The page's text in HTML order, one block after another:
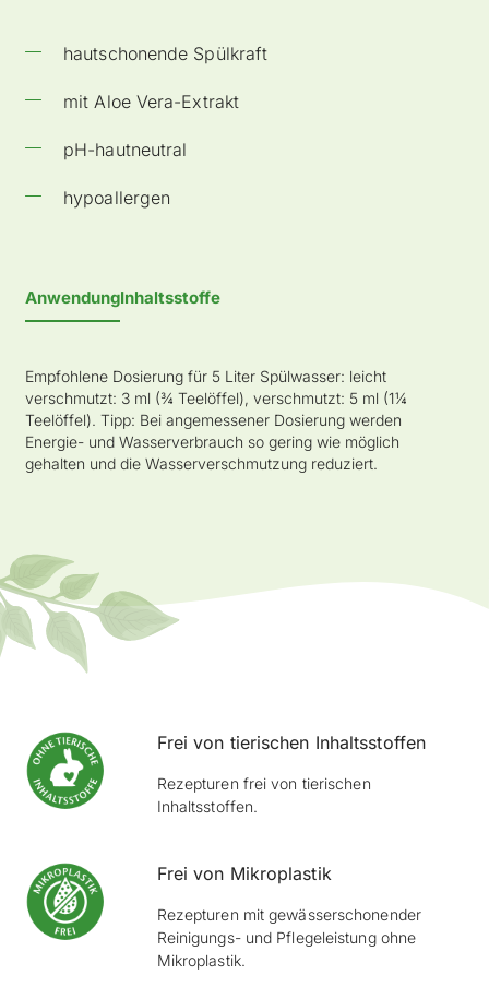
hautschonende Spülkraft
mit Aloe Vera-Extrakt
pH-hautneutral
hypoallergen
AnwendungInhaltsstoffe
Empfohlene Dosierung für 5 Liter Spülwasser: leicht
verschmutzt: 3 ml (¾ Teelöffel), verschmutzt: 5 ml (1¼
Teelöffel). Tipp: Bei angemessener Dosierung werden
Energie- und Wasserverbrauch so gering wie möglich
gehalten und die Wasserverschmutzung reduziert.
Frei von tierischen Inhaltsstoffen
Rezepturen frei von tierischen
Inhaltsstoffen.
Frei von Mikroplastik
Rezepturen mit gewässerschonender
Reinigungs- und Pflegeleistung ohne
Mikroplastik.